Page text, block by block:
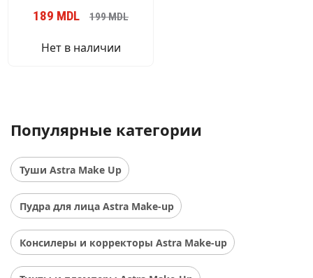
189 MDL 199MDL
Нет в наличии
Популярные категории
Туши Astra Make Up
Пудра для лица Astra Make-up
Консилеры и корректоры Astra Make-up